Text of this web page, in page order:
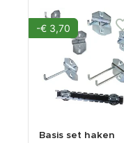
-€ 3,70
Basis set haken